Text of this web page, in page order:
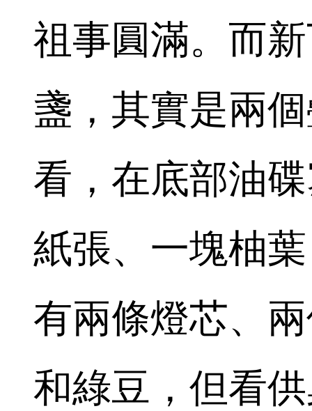
祖事圓滿。而
盞，其實是兩
看，在底部油
紙張、一塊柚
有兩條燈芯、
和綠豆，但看